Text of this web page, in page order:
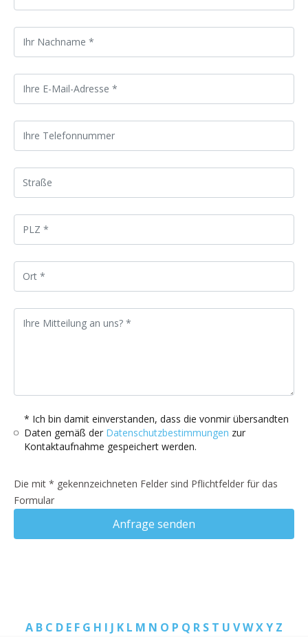
* Ich bin damit einverstanden, dass die vonmir übersandten
Daten gemäß der Datenschutzbestimmungen zur
Kontaktaufnahme gespeichert werden.
Die mit * gekennzeichneten Felder sind Pflichtfelder für das
Formular
Anfrage senden
A B C D E F G H I J K L M N O P Q R S T U VWXY Z